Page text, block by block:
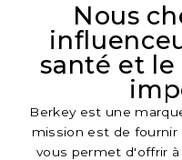
Nous
santé et
Berkey est une
mission est de fournir
vous permet d'offrir